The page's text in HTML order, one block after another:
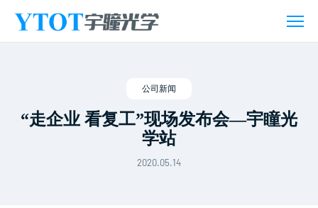
公司新闻
“走企业 看复工”现场发布会—宇瞳光
学站
2020.05.14